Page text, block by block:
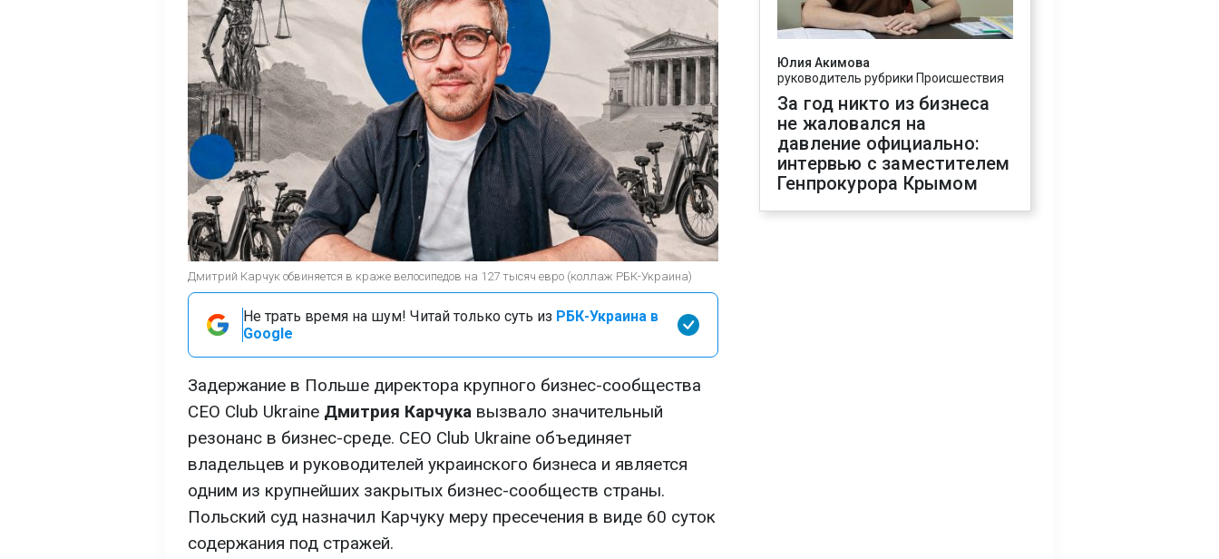
Дмитрий Карчук обвиняется в краже велосипедов на 127 тысяч евро (коллаж РБК-Украина)
Не трать время на шум! Читай только суть из РБК-Украина в
Google
Задержание в Польше директора крупного бизнес-сообщества
CEO Club Ukraine Дмитрия Карчука вызвало значительный
резонанс в бизнес-среде. CEO Club Ukraine объединяет
владельцев и руководителей украинского бизнеса и является
одним из крупнейших закрытых бизнес-сообществ страны.
Польский суд назначил Карчуку меру пресечения в виде 60 суток
содержания под стражей.
Юлия Акимова
руководитель рубрики Происшествия
За год никто из бизнеса
не жаловался на
давление официально:
интервью с заместителем
Генпрокурора Крымом